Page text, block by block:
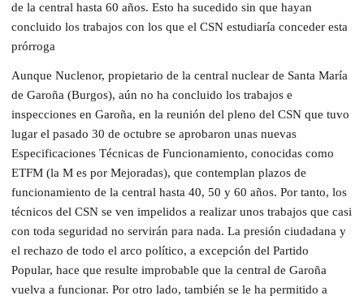
de la central hasta 60 años. Esto ha sucedido sin que hayan
concluido los trabajos con los que el CSN estudiaría conceder esta
prórroga
Aunque Nuclenor, propietario de la central nuclear de Santa María
de Garoña (Burgos), aún no ha concluido los trabajos e
inspecciones en Garoña, en la reunión del pleno del CSN que tuvo
lugar el pasado 30 de octubre se aprobaron unas nuevas
Especificaciones Técnicas de Funcionamiento, conocidas como
ETFM (la M es por Mejoradas), que contemplan plazos de
funcionamiento de la central hasta 40, 50 y 60 años. Por tanto, los
técnicos del CSN se ven impelidos a realizar unos trabajos que casi
con toda seguridad no servirán para nada. La presión ciudadana y
el rechazo de todo el arco político, a excepción del Partido
Popular, hace que resulte improbable que la central de Garoña
vuelva a funcionar. Por otro lado, también se le ha permitido a